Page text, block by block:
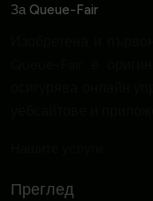
За Queue-Fair
Преглед